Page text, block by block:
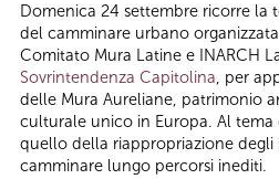
Domenica 24 settembre ricorre la
del camminare urbano organizzata
Comitato Mura Latine e INARCH
Sovrintendenza Capitolina, per
delle Mura Aureliane, patrimonio
culturale unico in Europa. Al tema
quello della riappropriazione degli
camminare lungo percorsi inediti.